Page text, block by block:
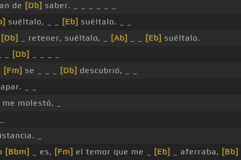
de [Db] saber. _ _ _ _ _ _
suéltalo, _ _ [Eb] suéltalo. _ _
[Db] _ retener, suéltalo, _ [Ab] [Eb] suéltalo.
_ [Db]
[Fm] se _ _ _ [Db] descubrió, _ _
_ _
molestó, _
_
[Bbm] _ es, [Fm] el temor que me _ [Eb] _ aferraba, [Bb]